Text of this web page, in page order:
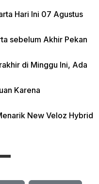
Hari Ini 07 Agustus
sebelum Akhir Pekan
di Minggu Ini, Ada
Karena
New Veloz Hybrid